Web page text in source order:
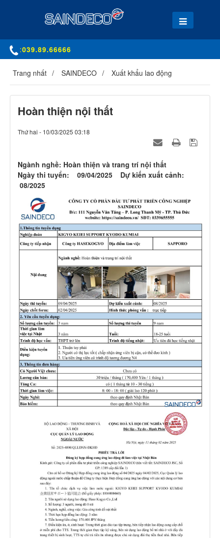
:039.89.66666
Trang nhất SAINDECO Xuất khẩu lao động
Hoàn thiện nội thất
Thứ hai - 10/03/2025 03:18
Ngành nghề: Hoàn thiện và trang trí nội thất
Ngày thi tuyển: 09/04/2025 Dự kiến xuất cảnh:
08/2025